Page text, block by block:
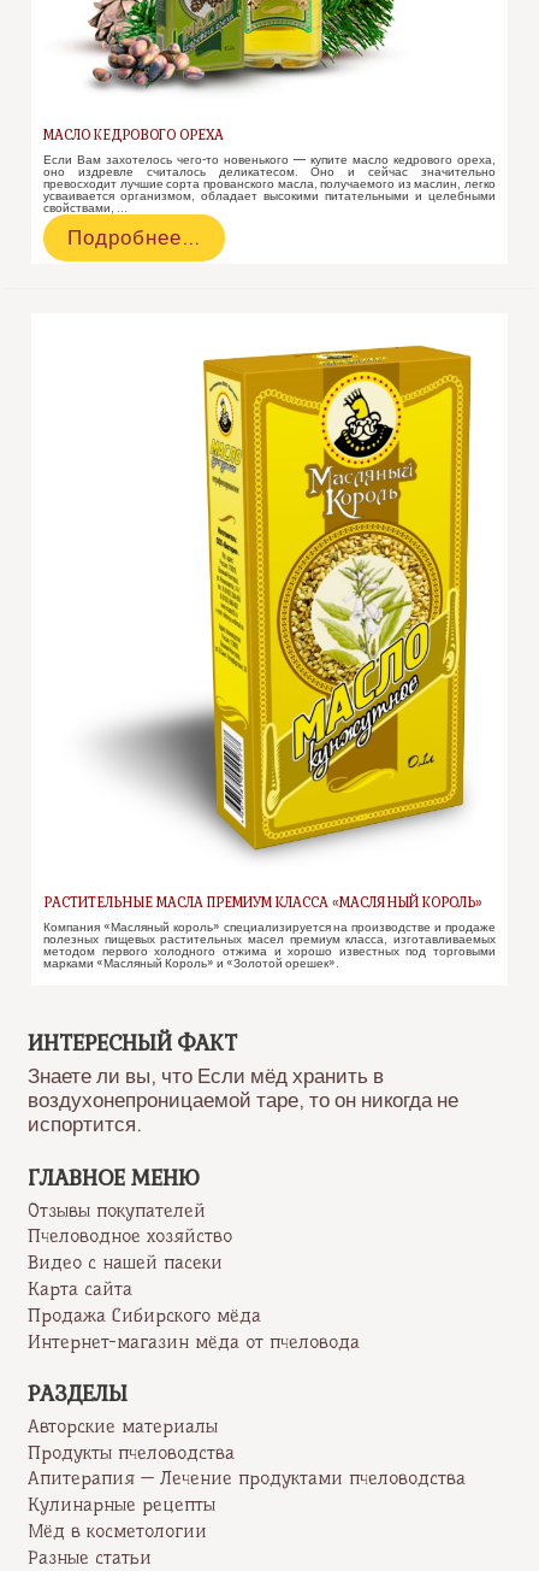
МАСЛО КЕДРОВОГО ОРЕХА
Если Вам захотелось чего-то новенького — купите масло кедрового ореха,
оно издревле считалось деликатесом. Оно и сейчас значительно
превосходит лучшие сорта прованского масла, получаемого из маслин, легко
усваивается организмом, обладает высокими питательными и целебными
свойствами, …
Масло
Кедрового
Подробнее…
РАСТИТЕЛЬНЫЕ МАСЛА ПРЕМИУМ КЛАССА «МАСЛЯНЫЙ КОРОЛЬ»
Компания «Масляный король» специализируется на производстве и продаже
полезных пищевых растительных масел премиум класса, изготавливаемых
методом первого холодного отжима и хорошо известных под торговыми
марками «Масляный Король» и «Золотой орешек».
ИНТЕРЕСНЫЙ ФАКТ
Знаете ли вы, что Если мёд хранить в
воздухонепроницаемой таре, то он никогда не
испортится.
ГЛАВНОЕ МЕНЮ
Отзывы покупателей
Пчеловодное хозяйство
Видео с нашей пасеки
Карта сайта
Продажа Сибирского мёда
Интернет-магазин мёда от пчеловода
РАЗДЕЛЫ
Авторские материалы
Продукты пчеловодства
Апитерапия — Лечение продуктами пчеловодства
Кулинарные рецепты
Мёд в косметологии
Разные статьи